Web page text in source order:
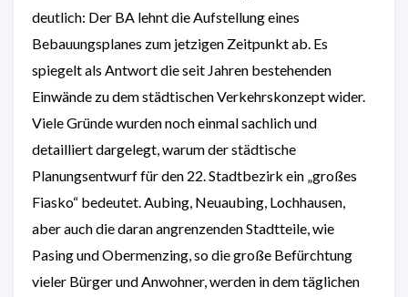
deutlich: Der BA lehnt die Aufstellung eines
Bebauungsplanes zum jetzigen Zeitpunkt ab. Es
spiegelt als Antwort die seit Jahren bestehenden
Einwände zu dem städtischen Verkehrskonzept wider.
Viele Gründe wurden noch einmal sachlich und
detailliert dargelegt, warum der städtische
Planungsentwurf für den 22. Stadtbezirk ein „großes
Fiasko“ bedeutet. Aubing, Neuaubing, Lochhausen,
aber auch die daran angrenzenden Stadtteile, wie
Pasing und Obermenzing, so die große Befürchtung
vieler Bürger und Anwohner, werden in dem täglichen